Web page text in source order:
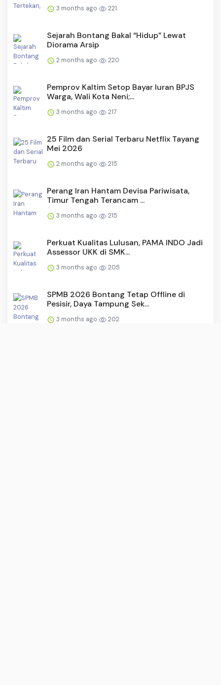
3 months ago 221
Sejarah Bontang Bakal “Hidup” Lewat
Diorama Arsip
2 months ago 220
Pemprov Kaltim Setop Bayar Iuran BPJS
Warga, Wali Kota Neni;...
3 months ago 217
25 Film dan Serial Terbaru Netflix Tayang
Mei 2026
2 months ago 215
Perang Iran Hantam Devisa Pariwisata,
Timur Tengah Terancam ...
3 months ago 215
Perkuat Kualitas Lulusan, PAMA INDO Jadi
Assessor UKK di SMK...
3 months ago 205
SPMB 2026 Bontang Tetap Offline di
Pesisir, Daya Tampung Sek...
3 months ago 202